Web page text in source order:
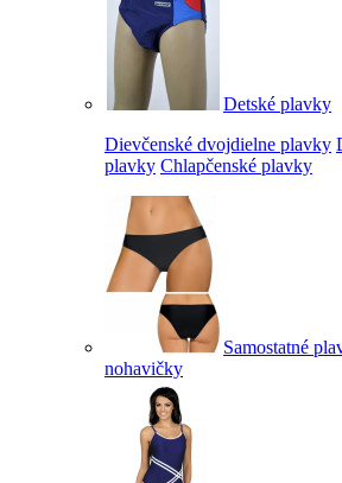
Detské plavky
Dievčenské dvojdielne plavky
plavky Chlapčenské plavky
Samostatné
nohavičky